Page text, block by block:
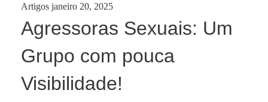
Categories:
Artigos Posted
janeiro 20, 2025
Agressoras Sexuais: Um
Grupo com pouca
Visibilidade!